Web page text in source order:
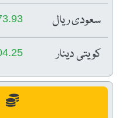
سعودی ریال
کویتی دینار